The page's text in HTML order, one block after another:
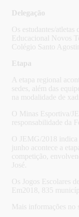
Delegação
Os estudantes/
Educacional Novos
Colégio Santo
Etapa
A etapa regional
sedes, além das
na modalidade de
O Minas Esportiva/
responsabilidade da
O JEMG/2018 indica
junho acontece a
competição,
José.
Os Jogos Escolares
Em2018, 835
Mais informações no